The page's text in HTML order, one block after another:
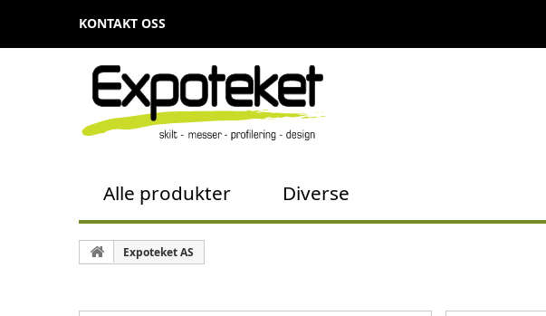
KONTAKT OSS
Alle produkter Diverse
Expoteket AS